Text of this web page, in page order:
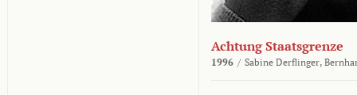
Achtung Staatsgrenze
1996 / Sabine Derflinger,